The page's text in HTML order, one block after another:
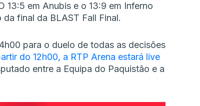
13:5 em Anubis e o 13:9 em Inferno
final da BLAST Fall Final.
para o duelo de todas as decisões
do 12h00, a RTP Arena estará live
entre a Equipa do Paquistão e a